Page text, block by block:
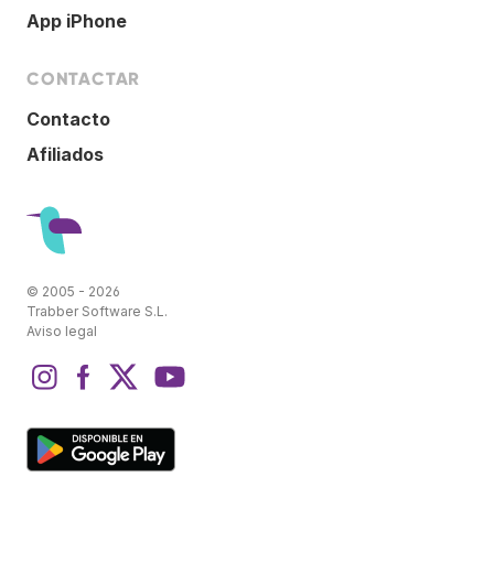
App iPhone
CONTACTAR
Contacto
Afiliados
© 2005 - 2026
Trabber Software S.L.
Aviso legal